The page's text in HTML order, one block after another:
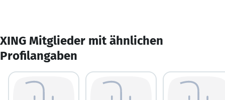
XING Mitglieder mit ähnlichen
Profilangaben